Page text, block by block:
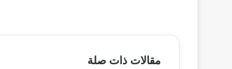
مقالات ذات صلة